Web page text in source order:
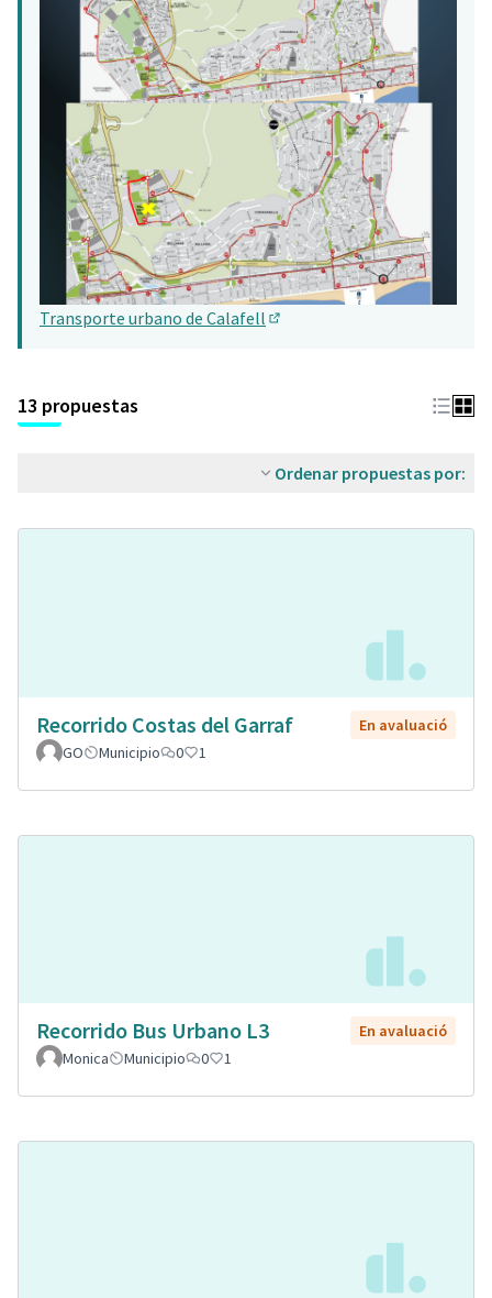
Transporte urbano de Calafell
13 propuestas
Ordenar propuestas por:
Recorrido Costas del Garraf
En avaluació
GO
Municipio 0 1
Recorrido Bus Urbano L3
En avaluació
Monica
Municipio 0 1